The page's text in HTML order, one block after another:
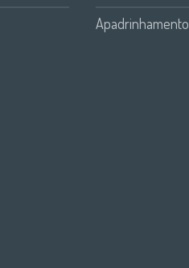
Apadrinhamento